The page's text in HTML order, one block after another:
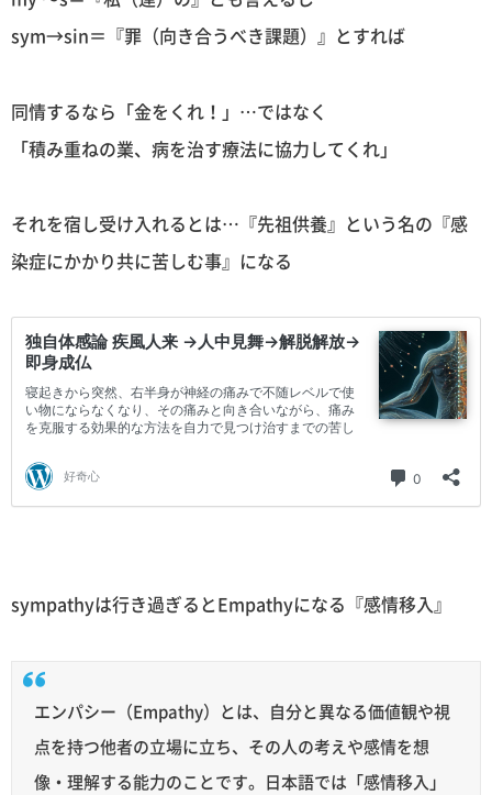
sym→sin＝『罪（向き合うべき課題）』とすれば
同情するなら「金をくれ！」…ではなく
「積み重ねの業、病を治す療法に協力してくれ」
それを宿し受け入れるとは…『先祖供養』という名の『感
染症にかかり共に苦しむ事』になる
sympathyは行き過ぎるとEmpathyになる『感情移入』
エンパシー（Empathy）とは、自分と異なる価値観や視
点を持つ他者の立場に立ち、その人の考えや感情を想
像・理解する能力のことです。日本語では「感情移入」